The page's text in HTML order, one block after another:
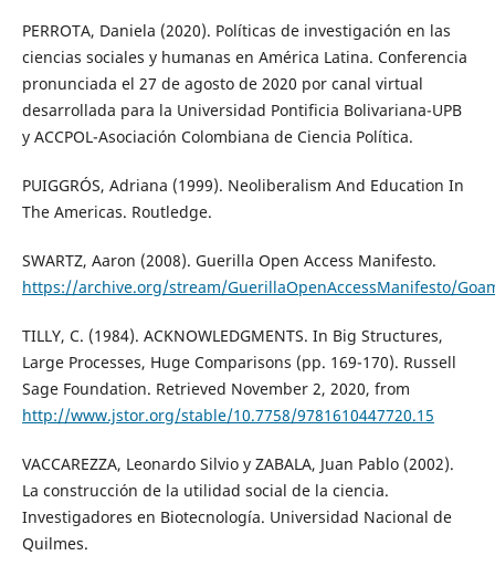
PERROTA, Daniela (2020). Políticas de investigación en las
ciencias sociales y humanas en América Latina. Conferencia
pronunciada el 27 de agosto de 2020 por canal virtual
desarrollada para la Universidad Pontificia Bolivariana-UPB
y ACCPOL-Asociación Colombiana de Ciencia Política.
PUIGGRÓS, Adriana (1999). Neoliberalism And Education In
The Americas. Routledge.
SWARTZ, Aaron (2008). Guerilla Open Access Manifesto.
https://archive.org/stream/GuerillaOpenAccessManifesto/
TILLY, C. (1984). ACKNOWLEDGMENTS. In Big Structures,
Large Processes, Huge Comparisons (pp. 169-170). Russell
Sage Foundation. Retrieved November 2, 2020, from
http://www.jstor.org/stable/10.7758/9781610447720.15
VACCAREZZA, Leonardo Silvio y ZABALA, Juan Pablo (2002).
La construcción de la utilidad social de la ciencia.
Investigadores en Biotecnología. Universidad Nacional de
Quilmes.